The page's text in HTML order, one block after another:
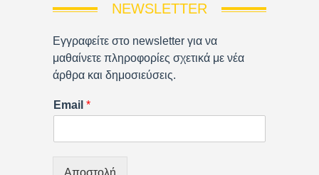
NEWSLETTER
Εγγραφείτε στο newsletter για να
μαθαίνετε πληροφορίες σχετικά με νέα
άρθρα και δημοσιεύσεις.
Email *